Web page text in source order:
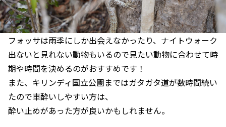
フォッサは雨季にしか出会えなかったり、ナイトウォーク
出ないと見れない動物もいるので見たい動物に合わせて時
期や時間を決めるのがおすすめです！
また、キリンディ国立公園まではガタガタ道が数時間続い
たので車酔いしやすい方は、
酔い止めがあった方が良いかもしれません。